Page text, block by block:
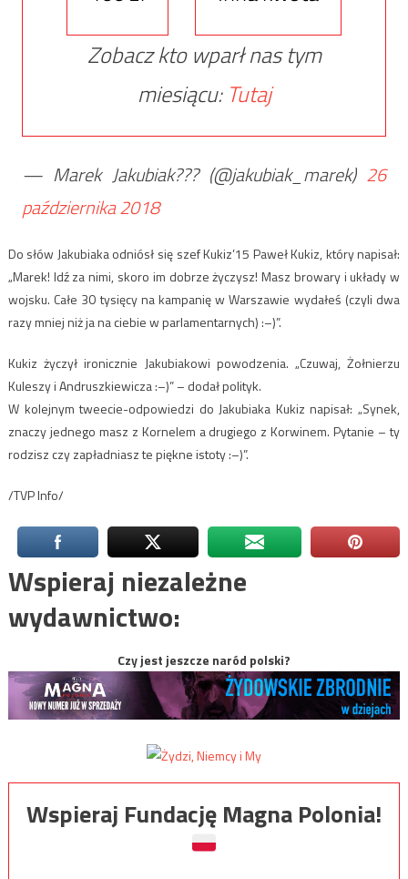
Zobacz kto wparł nas tym
miesiącu: Tutaj
— Marek Jakubiak??? (@jakubiak_marek) 26
października 2018
Do słów Jakubiaka odniósł się szef Kukiz’15 Paweł Kukiz, który napisał:
„Marek! Idź za nimi, skoro im dobrze życzysz! Masz browary i układy w
wojsku. Całe 30 tysięcy na kampanię w Warszawie wydałeś (czyli dwa
razy mniej niż ja na ciebie w parlamentarnych) :–)”.
Kukiz życzył ironicznie Jakubiakowi powodzenia. „Czuwaj, Żołnierzu
Kuleszy i Andruszkiewicza :–)” – dodał polityk.
W kolejnym tweecie-odpowiedzi do Jakubiaka Kukiz napisał: „Synek,
znaczy jednego masz z Kornelem a drugiego z Korwinem. Pytanie – ty
rodzisz czy zapładniasz te piękne istoty :–)”.
/TVP Info/
Wspieraj niezależne
wydawnictwo:
Czy jest jeszcze naród polski?
Wspieraj Fundację Magna Polonia!